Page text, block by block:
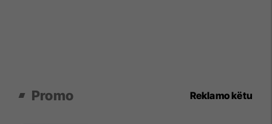
Promo Reklamo këtu